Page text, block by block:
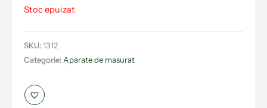
Stoc epuizat
SKU:1312
Categorie: Aparate de masurat